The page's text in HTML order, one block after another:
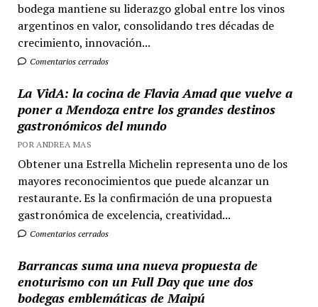
bodega mantiene su liderazgo global entre los vinos
argentinos en valor, consolidando tres décadas de
crecimiento, innovación...
Comentarios cerrados
La VidA: la cocina de Flavia Amad que vuelve a
poner a Mendoza entre los grandes destinos
gastronómicos del mundo
POR ANDREA MAS
Obtener una Estrella Michelin representa uno de los
mayores reconocimientos que puede alcanzar un
restaurante. Es la confirmación de una propuesta
gastronómica de excelencia, creatividad...
Comentarios cerrados
Barrancas suma una nueva propuesta de
enoturismo con un Full Day que une dos
bodegas emblemáticas de Maipú